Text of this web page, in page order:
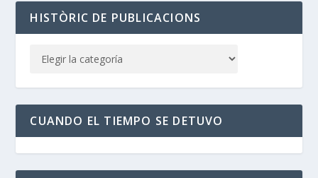
HISTÒRIC DE PUBLICACIONS
CUANDO EL TIEMPO SE DETUVO